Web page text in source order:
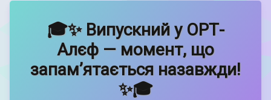
🎓✨ Випускний у ОРТ-
Алєф — момент, що
запам’ятається назавжди!
✨🎓